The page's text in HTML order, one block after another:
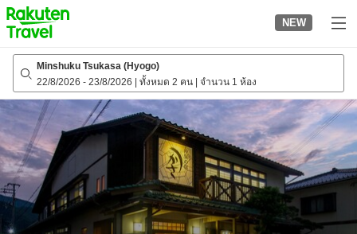
to
top
page
NEW
Minshuku Tsukasa (Hyogo)
22/8/2026 - 23/8/2026 ทั้งหมด 2 คน จำนวน 1 ห้อง